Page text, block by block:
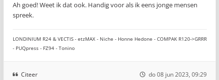
Ah goed! Weet ik dat ook. Handig voor als ik eens jonge mensen
spreek.
LONDINIUM R24 & VECTIS - etzMAX - Niche - Honne Hedone - COMPAK R120->GRRR
- PUQpress - FZ94 - Tonino
Citeer do 08 jun 2023, 09:29